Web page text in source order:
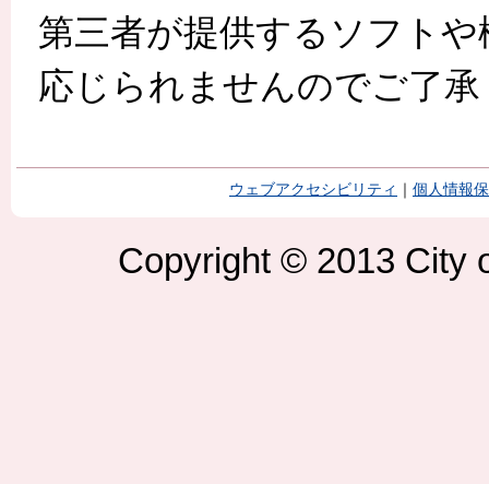
第三者が提供するソフト
応じられませんのでご了
ウェブアクセシビリティ 個人情報
Copyright © 2013 City